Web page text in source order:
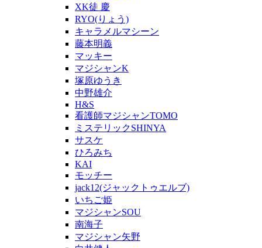
XK徒 慶
RYO(りょう)
キャラメルマシーン
藤本明義
マッキー
マジシャンK
塚原ゆうき
中野雄介
H&S
看護師マジシャンTOMO
ミステリックSHINYA
サスケ
ひろみち
KAI
モッチー
jack12(ジャックトゥエルブ)
いちご姫
マジシャンSOU
南海子
マジシャン矢野